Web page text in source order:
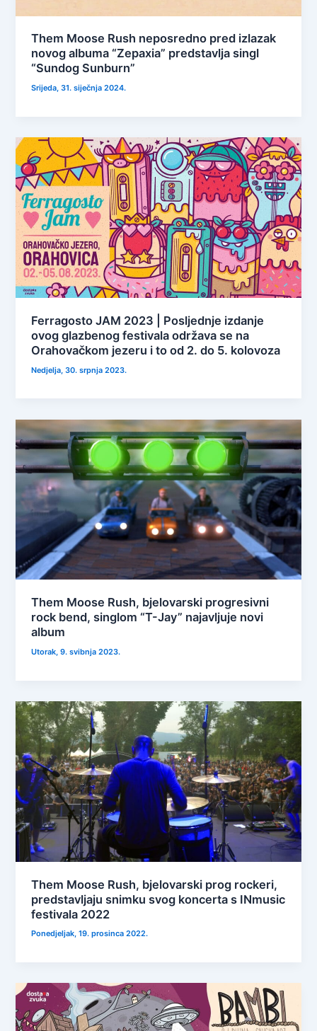
Them Moose Rush neposredno pred izlazak
novog albuma “Zepaxia” predstavlja singl
“Sundog Sunburn”
Srijeda, 31. siječnja 2024.
Ferragosto JAM 2023 | Posljednje izdanje
ovog glazbenog festivala održava se na
Orahovačkom jezeru i to od 2. do 5. kolovoza
Nedjelja, 30. srpnja 2023.
Them Moose Rush, bjelovarski progresivni
rock bend, singlom “T-Jay” najavljuje novi
album
Utorak, 9. svibnja 2023.
Them Moose Rush, bjelovarski prog rockeri,
predstavljaju snimku svog koncerta s INmusic
festivala 2022
Ponedjeljak, 19. prosinca 2022.